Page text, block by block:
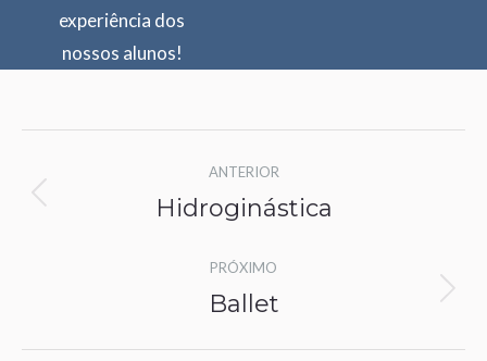
experiência dos
nossos alunos!
navigation
ANTERIOR
Previous
Hidroginástica
PRÓXIMO
Next
Ballet